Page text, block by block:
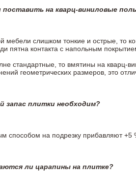
поставить на кварц-виниловые
мебели слишком тонкие и острые, то
пятна контакта с напольным
стандартные, то вмятины на кварц-
геометрических размеров, это
запас плитки необходим?
способом на подрезку прибавляют +5
ли царапины на плитке?